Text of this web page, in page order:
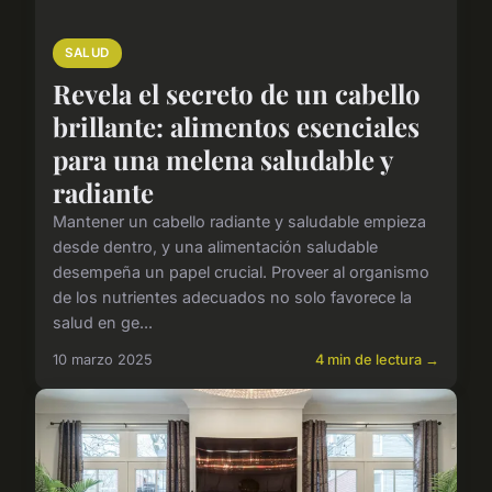
SALUD
Revela el secreto de un cabello
brillante: alimentos esenciales
para una melena saludable y
radiante
Mantener un cabello radiante y saludable empieza
desde dentro, y una alimentación saludable
desempeña un papel crucial. Proveer al organismo
de los nutrientes adecuados no solo favorece la
salud en ge...
10 marzo 2025 4 min de lectura →